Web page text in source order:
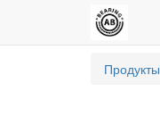
Продукты